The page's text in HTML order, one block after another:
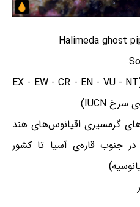
گونه‌ی دارای کمبود داده (EX - EW - CR - EN - VU - NT
متری آب‌های گرمسیری اقیانوس‌های هند
در جنوب قاره‌ی آسیا تا کشور